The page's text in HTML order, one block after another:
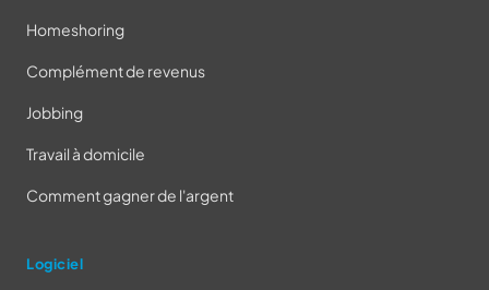
Homeshoring
Complément de revenus
Jobbing
Travail à domicile
Comment gagner de l'argent
Logiciel